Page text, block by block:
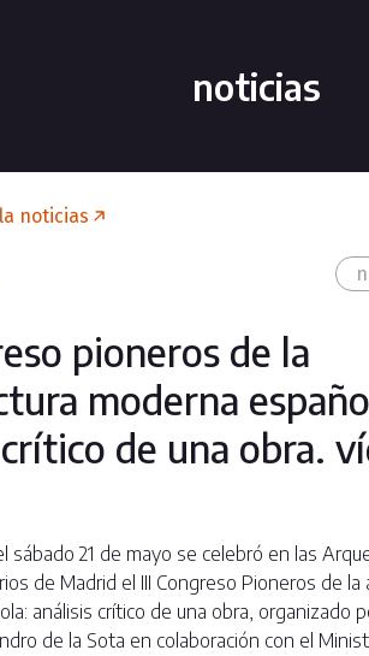
noticias
noticias
pioneros de la
moderna
de una obra.
sábado 21 de mayo se celebró en las
de Madrid el III Congreso Pioneros de la
análisis crítico de una obra, organizado
de la Sota en colaboración con el